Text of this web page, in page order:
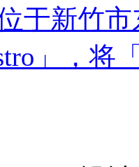
于新竹
」，